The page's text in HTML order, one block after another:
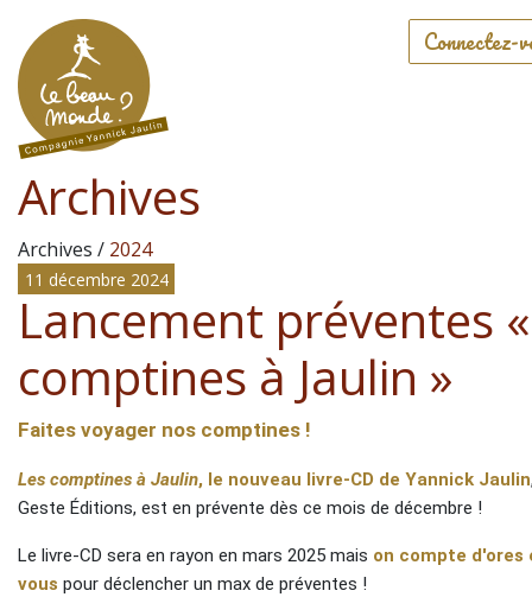
Connectez-
Archives
Archives / 2024
11 décembre 2024
Lancement préventes
comptines à Jaulin »
Faites voyager nos comptines !
Les comptines à Jaulin, le nouveau livre-CD de Yannick Jaulin
Geste Éditions, est en prévente dès ce mois de décembre !
Le livre-CD sera en rayon en mars 2025 mais on compte d'ores
vous pour déclencher un max de préventes !